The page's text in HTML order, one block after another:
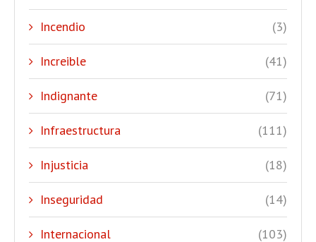
Incendio (3)
Increible (41)
Indignante (71)
Infraestructura (111)
Injusticia (18)
Inseguridad (14)
Internacional (103)